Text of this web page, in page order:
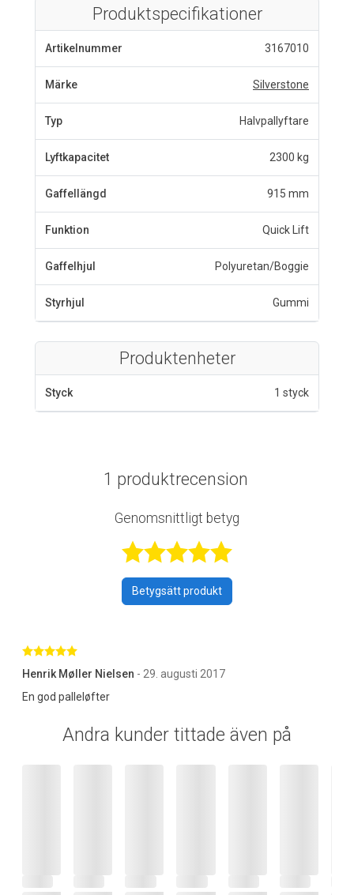
Produktspecifikationer
Artikelnummer 3167010
Märke Silverstone
Typ Halvpallyftare
Lyftkapacitet 2300 kg
Gaffellängd 915 mm
Funktion Quick Lift
Gaffelhjul Polyuretan/Boggie
Styrhjul Gummi
Produktenheter
Styck 1 styck
1 produktrecension
Genomsnittligt betyg
Betygsatt 5 av
Betygsätt produkt
Betygsatt 5 av 5 stjärnor
Henrik Møller Nielsen - 29. augusti 2017
En god palleløfter
Andra kunder tittade även på